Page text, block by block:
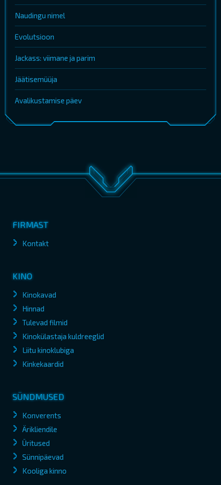
Naudingu nimel
Evolutsioon
Jackass: viimane ja parim
Jäätisemüüja
Avalikustamise päev
FIRMAST
Kontakt
KINO
Kinokavad
Hinnad
Tulevad filmid
Kinokülastaja kuldreeglid
Liitu kinoklubiga
Kinkekaardid
SÜNDMUSED
Konverents
Ärikliendile
Üritused
Sünnipäevad
Kooliga kinno